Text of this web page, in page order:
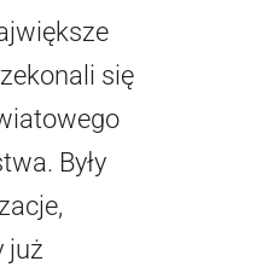
się
Były
już